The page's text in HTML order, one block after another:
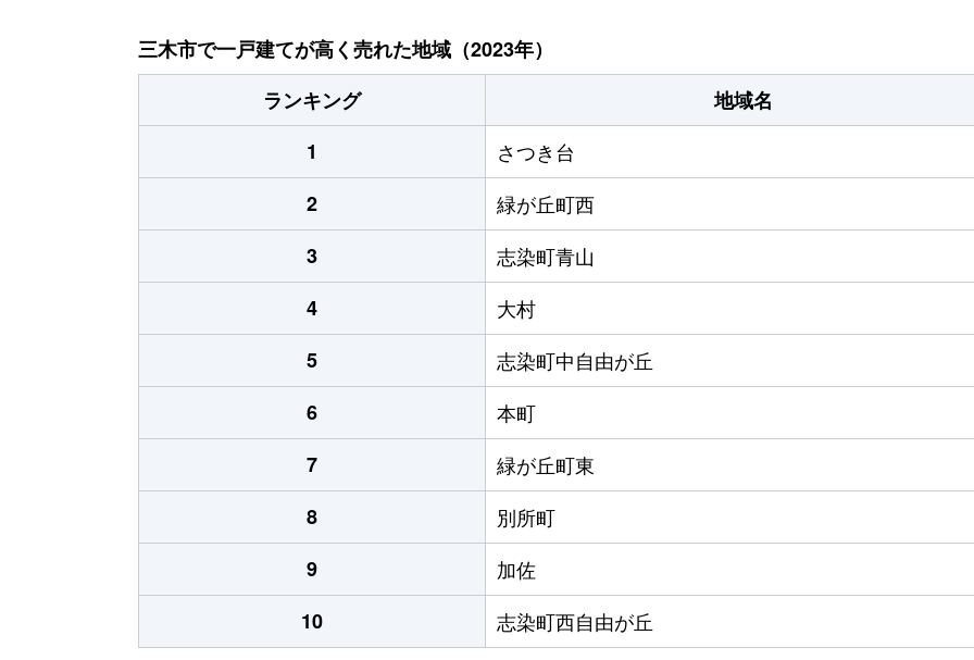
三木市で一戸建てが高く売れた地域（2023年）
ランキング
地域名
1
さつき台
2
緑が丘町西
3
志染町青山
4
大村
5
志染町中自由が丘
6
本町
7
緑が丘町東
8
別所町
9
加佐
10
志染町西自由が丘